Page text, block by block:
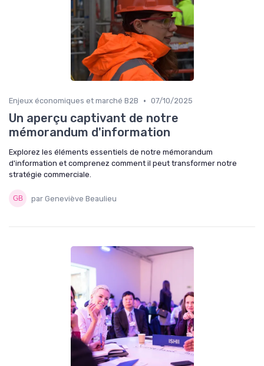
Enjeux économiques et marché B2B • 07/10/2025
Un aperçu captivant de notre
mémorandum d'information
Explorez les éléments essentiels de notre mémorandum
d'information et comprenez comment il peut transformer notre
stratégie commerciale.
par Geneviève Beaulieu